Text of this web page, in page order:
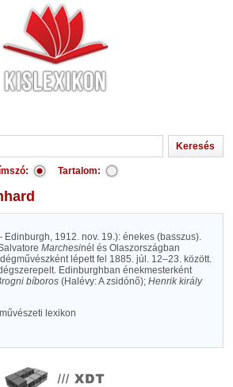
Tartalom:
Edinburgh, 1912. nov. 19.): énekes (basszus).
Marchesinél és Olaszországban
lépett fel 1885. júl. 12–23. között.
Edinburghban énekmesterként
bíboros(Halévy: A zsidónő); Henrik király
lexikon